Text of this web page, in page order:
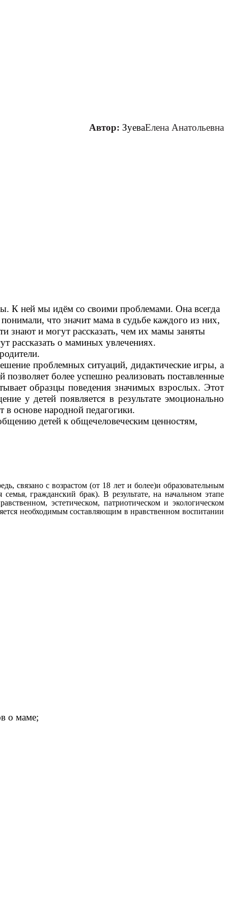
Автор: ЗуеваЕлена Анатольевна
К ней мы идём со своими проблемами. Она всегда
что значит мама в судьбе каждого из них,
знают и могут рассказать, чем их мамы заняты
рассказать о маминых увлечениях.
проблемных ситуаций, дидактические игры, а
более успешно реализовать поставленные
образцы поведения значимых взрослых. Этот
у детей появляется в результате эмоционально
основе народной педагогики.
детей к общечеловеческим ценностям,
связано с возрастом (от 18 лет и более)и образовательным
гражданский брак). В результате, на начальном этапе
эстетическом, патриотическом и экологическом
необходимым составляющим в нравственном воспитании
о маме;